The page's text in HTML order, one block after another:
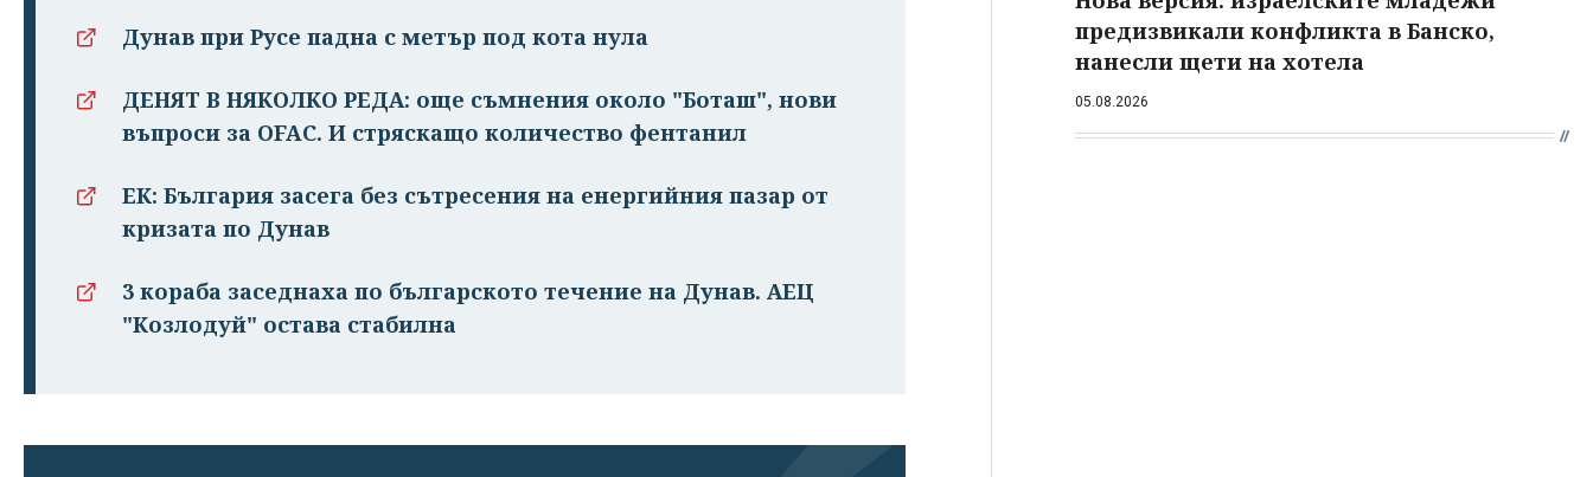
Дунав при Русе падна с метър под кота нула
ДЕНЯТ В НЯКОЛКО РЕДА: още съмнения около "Боташ", нови
въпроси за OFAC. И стряскащо количество фентанил
ЕК: България засега без сътресения на енергийния пазар от
кризата по Дунав
3 кораба заседнаха по българското течение на Дунав. АЕЦ
"Козлодуй" остава стабилна
предизвикали конфликта в Банско,
нанесли щети на хотела
05.08.2026